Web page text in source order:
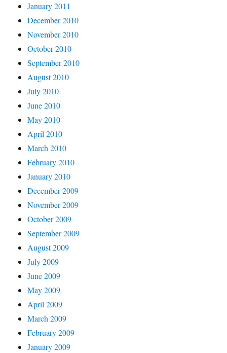
January 2011
December 2010
November 2010
October 2010
September 2010
August 2010
July 2010
June 2010
May 2010
April 2010
March 2010
February 2010
January 2010
December 2009
November 2009
October 2009
September 2009
August 2009
July 2009
June 2009
May 2009
April 2009
March 2009
February 2009
January 2009